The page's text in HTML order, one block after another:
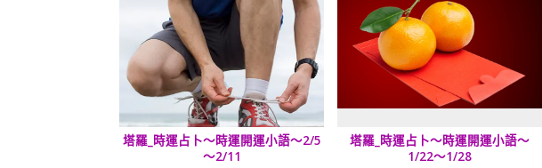
塔羅_時運占卜～時運開運小語～2/5
～2/11
塔羅_時運占卜～時運開運小語～
1/22～1/28